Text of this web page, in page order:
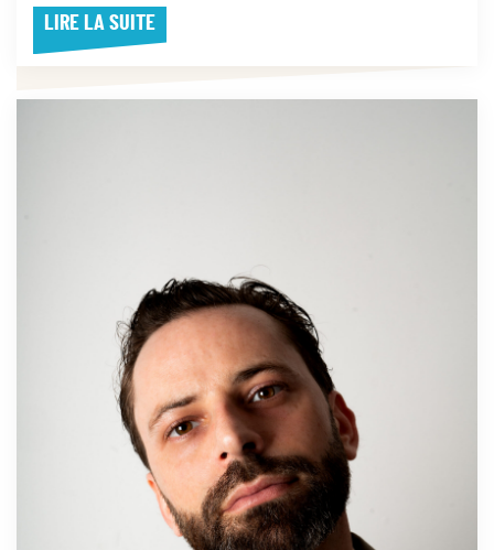
LIRE LA SUITE